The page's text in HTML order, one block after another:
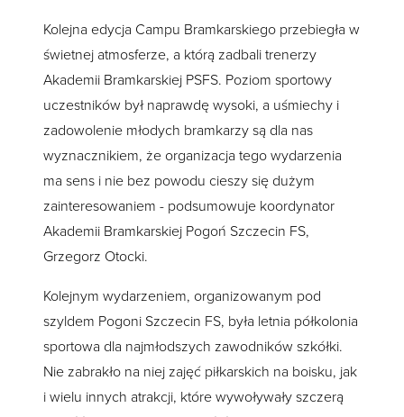
Kolejna edycja Campu Bramkarskiego przebiegła w
świetnej atmosferze, a którą zadbali trenerzy
Akademii Bramkarskiej PSFS. Poziom sportowy
uczestników był naprawdę wysoki, a uśmiechy i
zadowolenie młodych bramkarzy są dla nas
wyznacznikiem, że organizacja tego wydarzenia
ma sens i nie bez powodu cieszy się dużym
zainteresowaniem - podsumowuje koordynator
Akademii Bramkarskiej Pogoń Szczecin FS,
Grzegorz Otocki.
Kolejnym wydarzeniem, organizowanym pod
szyldem Pogoni Szczecin FS, była letnia półkolonia
sportowa dla najmłodszych zawodników szkółki.
Nie zabrakło na niej zajęć piłkarskich na boisku, jak
i wielu innych atrakcji, które wywoływały szczerą